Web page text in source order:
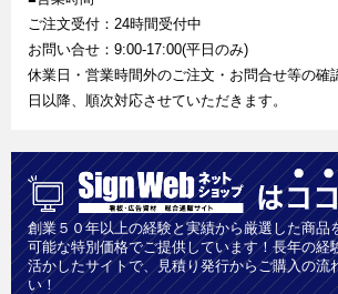
ご注文受付：24時間受付中
お問い合せ：9:00-17:00(平日のみ)
休業日・営業時間外のご注文・お問合せ等の確
日以降、順次対応させていただきます。
創業５０年以上の経験と実績から厳選した商品
可能な特別価格でご提供しています！長年の経
活かしたサイトで、見積り発行からご購入の流
い！